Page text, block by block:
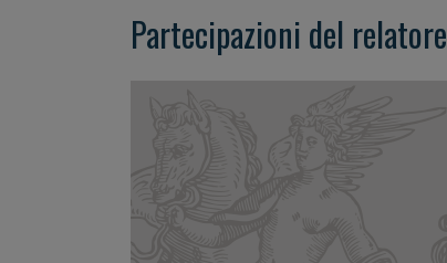
Partecipazioni del relatore